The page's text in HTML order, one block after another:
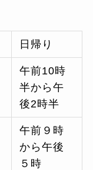
日帰り
午前10時
半から午
後2時半
午前９時
から午後
５時